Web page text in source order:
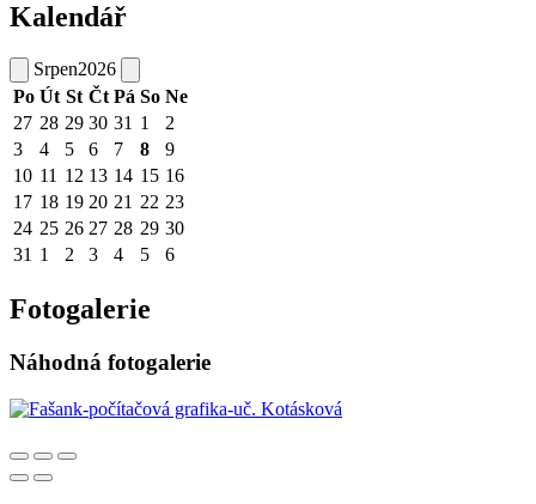
Kalendář
Srpen2026
Po Út St Čt Pá So Ne
27 28 29 30 31 1
2
3
4 5 6 7 8
9
10 11 12 13 14 15 16
17 18 19 20 21 22 23
24 25 26 27 28 29 30
31 1 2 3 4 5 6
Fotogalerie
Náhodná fotogalerie